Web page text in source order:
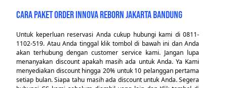
CARA PAKET ORDER INNOVA REBORN JAKARTA BANDUNG
Untuk keperluan reservasi Anda cukup hubungi kami di 0811-
1102-519. Atau Anda tinggal klik tombol di bawah ini dan Anda
akan terhubung dengan customer service kami. Jangan lupa
menanyakan discount apakah masih ada untuk Anda. Ya Kami
menyediakan discount hingga 20% untuk 10 pelanggan pertama
setiap bulan. Siapa tahu masih ada discount untuk Anda. Segera